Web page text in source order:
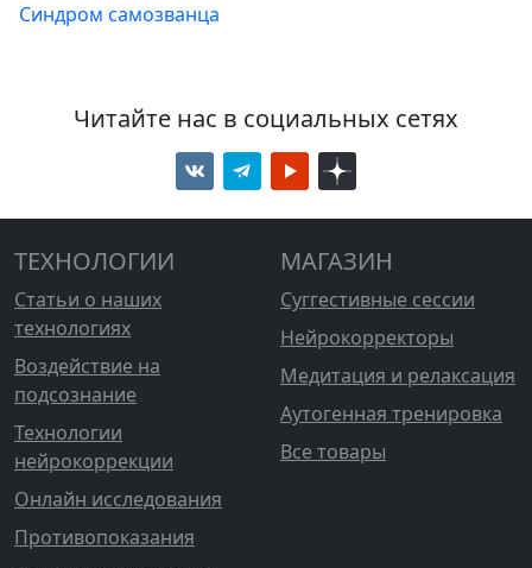
Синдром самозванца
Читайте нас в социальных сетях
ТЕХНОЛОГИИ
Статьи о наших
технологиях
Воздействие на
подсознание
Технологии
нейрокоррекции
Онлайн исследования
Противопоказания
МАГАЗИН
Суггестивные сессии
Нейрокорректоры
Медитация и релаксация
Аутогенная тренировка
Все товары